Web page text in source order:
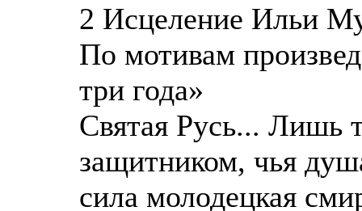
2 Исцеление Ильи
По мотивам
три года»
Святая Русь... Лишь
защитником, чья
сила молодецкая